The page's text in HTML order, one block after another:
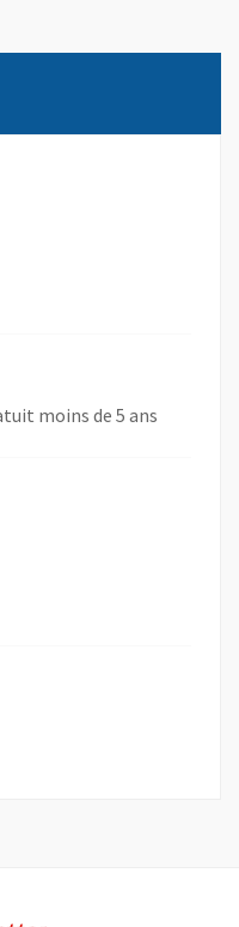
moins de 5 ans